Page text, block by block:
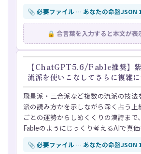
📎 必要ファイル … あなたの命盤JSON
🔒 合言葉を入力すると本文が表
【ChatGPT5.6/Fable推奨】
流派を使いこなしてさらに複雑
飛星派・三合派など複数の流派の技法
派の読み方かを示しながら深く占う上
ごとの運勢からしめくくりの漢詩まで
Fableのようにじっくり考えるAIで真価
📎 必要ファイル … あなたの命盤JSON